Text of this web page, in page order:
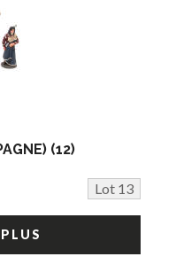
(12)
Lot 13